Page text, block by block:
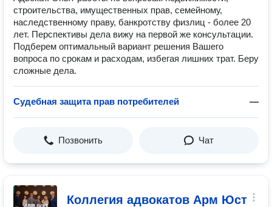
строительства, имущественных прав, семейному,
наследственному праву, банкротству физлиц - более 20
лет. Перспективы дела вижу на первой же консультации.
Подберем оптимальный вариант решения Вашего
вопроса по срокам и расходам, избегая лишних трат. Беру
сложные дела.
Судебная защита прав потребителей —
Позвонить Чат
Коллегия адвокатов Арм Юст